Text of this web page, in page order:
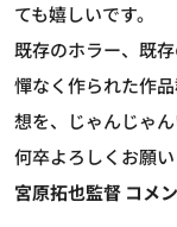
ても嬉しいです。
既存のホラー、既
憚なく作られた作
想を、じゃんじゃ
何卒よろしくお願い
宮原拓也監督 コメ